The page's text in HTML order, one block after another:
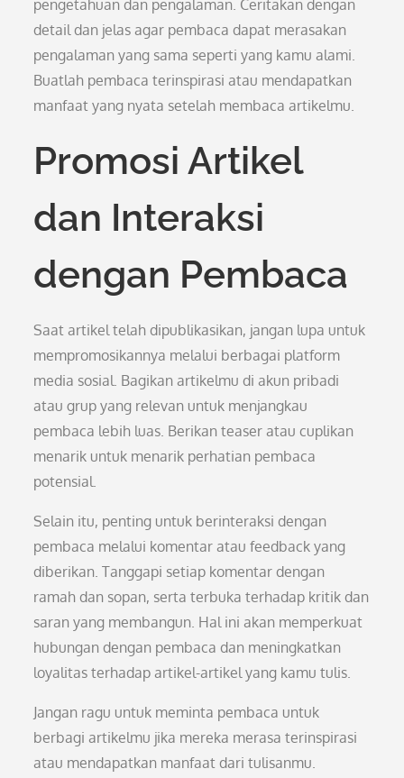
pengetahuan dan pengalaman. Ceritakan dengan
detail dan jelas agar pembaca dapat merasakan
pengalaman yang sama seperti yang kamu alami.
Buatlah pembaca terinspirasi atau mendapatkan
manfaat yang nyata setelah membaca artikelmu.
Promosi Artikel
dan Interaksi
dengan Pembaca
Saat artikel telah dipublikasikan, jangan lupa untuk
mempromosikannya melalui berbagai platform
media sosial. Bagikan artikelmu di akun pribadi
atau grup yang relevan untuk menjangkau
pembaca lebih luas. Berikan teaser atau cuplikan
menarik untuk menarik perhatian pembaca
potensial.
Selain itu, penting untuk berinteraksi dengan
pembaca melalui komentar atau feedback yang
diberikan. Tanggapi setiap komentar dengan
ramah dan sopan, serta terbuka terhadap kritik dan
saran yang membangun. Hal ini akan memperkuat
hubungan dengan pembaca dan meningkatkan
loyalitas terhadap artikel-artikel yang kamu tulis.
Jangan ragu untuk meminta pembaca untuk
berbagi artikelmu jika mereka merasa terinspirasi
atau mendapatkan manfaat dari tulisanmu.